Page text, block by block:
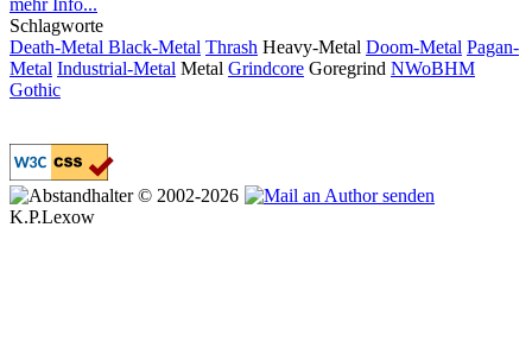
Schlagworte
Death-Metal Black-Metal Thrash Heavy-Metal Doom-Metal Pagan-
Metal Industrial-Metal Metal Grindcore Goregrind NWoBHM
Gothic
© 2002-2026
K.P.Lexow